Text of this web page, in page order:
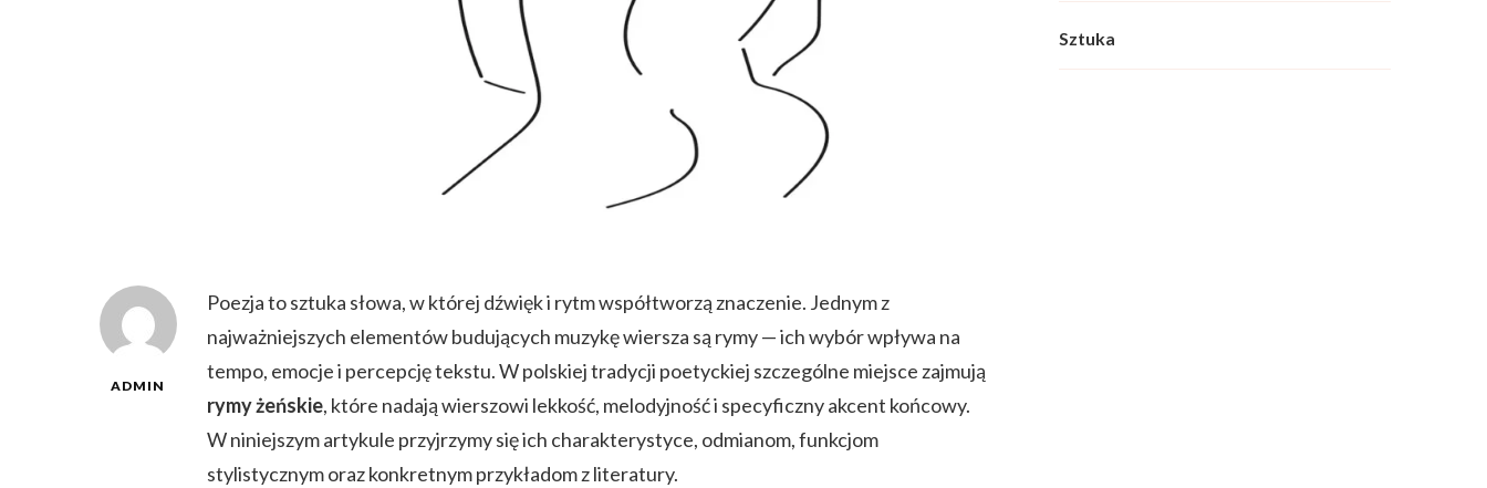
ADMIN
Poezja to sztuka słowa, w której dźwięk i rytm współtworzą znaczenie. Jednym z
najważniejszych elementów budujących muzykę wiersza są rymy — ich wybór wpływa na
tempo, emocje i percepcję tekstu. W polskiej tradycji poetyckiej szczególne miejsce zajmują
rymy żeńskie, które nadają wierszowi lekkość, melodyjność i specyficzny akcent końcowy.
W niniejszym artykule przyjrzymy się ich charakterystyce, odmianom, funkcjom
stylistycznym oraz konkretnym przykładom z literatury.
Sztuka